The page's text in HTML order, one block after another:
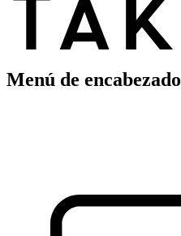
Menú de encabezado